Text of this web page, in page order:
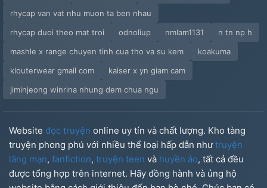
rhycap van vat nhu muon ta ben nhau
rhycap duoi theo mat troi
odnoliup nmlam1131
n tn np h
mashle x range chuyen tinh cua tho va su kem
koakuma
klouterwear gmail com
kaiser x yn giam cam
jiminjeong winrina nhung dem chua ngu
Website đọc truyện online uy tín và chất lượng. Kho tàng
truyện phong phú với nhiều thể loại hấp dẫn nhưtruyện
lãng mạn, fanfiction, truyện teen và huyền ảo, tất cả đều
được tổng hợp trên internet. Hãy đồng hành và ủng hộ